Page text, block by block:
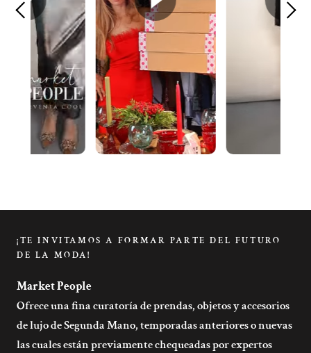
¡TE INVITAMOS A FORMAR PARTE DEL FUTURO
DE LA MODA!
Market People
Ofrece una fina curatoría de prendas, objetos y accesorios
de lujo de Segunda Mano, temporadas anteriores o nuevas
las cuales están previamente chequeadas por expertos